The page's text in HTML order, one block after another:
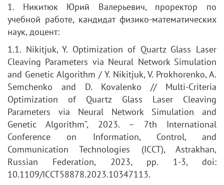
1. Никитюк Юрий Валерьевич, проректор по
учебной работе, кандидат физико-математических
наук, доцент:
1.1. Nikitjuk, Y. Optimization of Quartz Glass Laser
Cleaving Parameters via Neural Network Simulation
and Genetic Algorithm / Y. Nikitjuk, V. Prokhorenko, A.
Semchenko and D. Kovalenko // Multi-Criteria
Optimization of Quartz Glass Laser Cleaving
Parameters via Neural Network Simulation and
Genetic Algorithm", 2023. – 7th International
Conference on Information, Control, and
Communication Technologies (ICCT), Astrakhan,
Russian Federation, 2023, pp. 1-3, doi:
10.1109/ICCT58878.2023.10347113.